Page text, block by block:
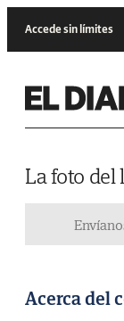
Accede sin límites
La foto del
Acerca del